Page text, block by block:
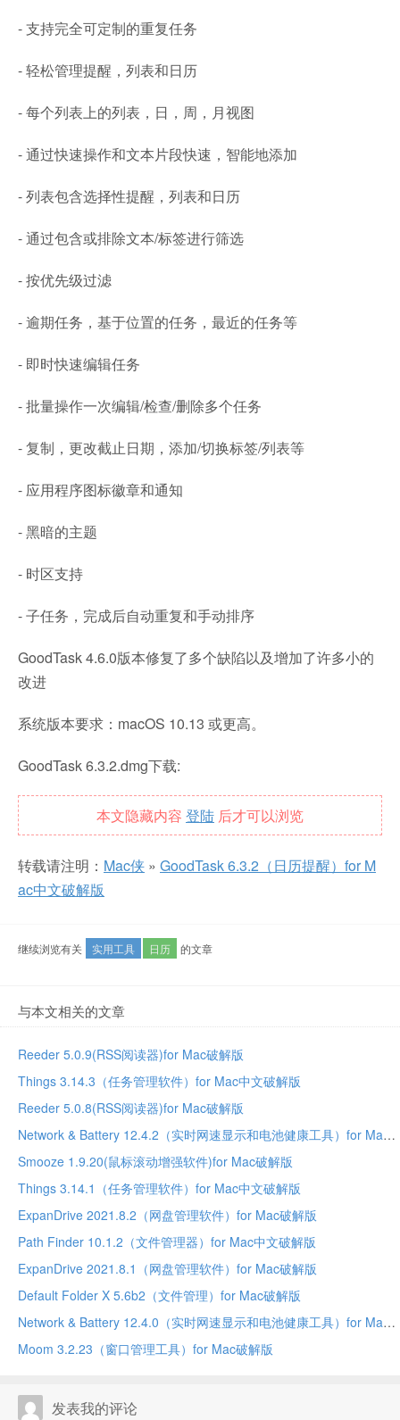
- 支持完全可定制的重复任务
- 轻松管理提醒，列表和日历
- 每个列表上的列表，日，周，月视图
- 通过快速操作和文本片段快速，智能地添加
- 列表包含选择性提醒，列表和日历
- 通过包含或排除文本/标签进行筛选
- 按优先级过滤
- 逾期任务，基于位置的任务，最近的任务等
- 即时快速编辑任务
- 批量操作一次编辑/检查/删除多个任务
- 复制，更改截止日期，添加/切换标签/列表等
- 应用程序图标徽章和通知
- 黑暗的主题
- 时区支持
- 子任务，完成后自动重复和手动排序
GoodTask 4.6.0版本修复了多个缺陷以及增加了许多小的
改进
系统版本要求：macOS 10.13 或更高。
GoodTask 6.3.2.dmg下载:
本文隐藏内容 登陆 后才可以浏览
转载请注明： Mac侠 » GoodTask 6.3.2（日历提醒）for M
ac中文破解版
继续浏览有关 实用工具 日历 的文章
与本文相关的文章
Reeder 5.0.9(RSS阅读器)for Mac破解版
Things 3.14.3（任务管理软件）for Mac中文破解版
Reeder 5.0.8(RSS阅读器)for Mac破解版
Network & Battery 12.4.2（实时网速显示和电池健康工具）for Mac中文破解版
Smooze 1.9.20(鼠标滚动增强软件)for Mac破解版
Things 3.14.1（任务管理软件）for Mac中文破解版
ExpanDrive 2021.8.2（网盘管理软件）for Mac破解版
Path Finder 10.1.2（文件管理器）for Mac中文破解版
ExpanDrive 2021.8.1（网盘管理软件）for Mac破解版
Default Folder X 5.6b2（文件管理）for Mac破解版
Network & Battery 12.4.0（实时网速显示和电池健康工具）for Mac中文破解版
Moom 3.2.23（窗口管理工具）for Mac破解版
发表我的评论